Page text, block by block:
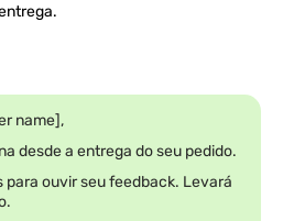
name],
desde a entrega do seu pedido.
para ouvir seu feedback. Levará